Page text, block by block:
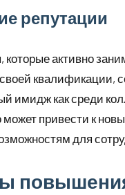
репутации
активно
квалификации,
имидж как среди
может привести к
для